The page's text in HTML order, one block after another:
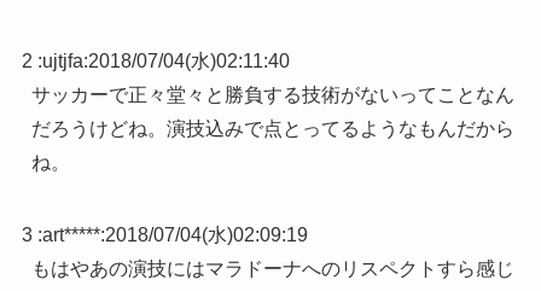
2 :ujtjfa:2018/07/04(水)02:11:40
サッカーで正々堂々と勝負する技術がないってことなん
だろうけどね。演技込みで点とってるようなもんだから
ね。
3 :art*****:2018/07/04(水)02:09:19
もはやあの演技にはマラドーナへのリスペクトすら感じ